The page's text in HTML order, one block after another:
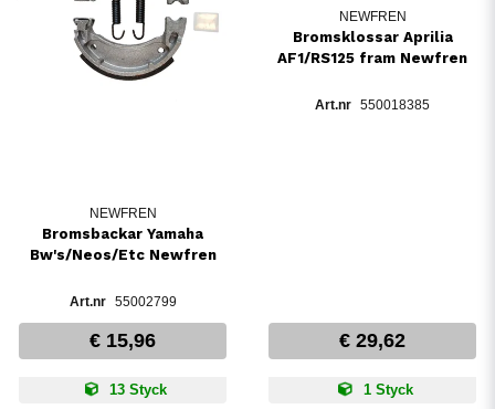
NEWFREN
Bromsbackar Yamaha
Bw's/Neos/Etc Newfren
55002799
€ 15,96
13 Styck
NEWFREN
Bromsklossar Aprilia
AF1/RS125 fram Newfren
550018385
€ 29,62
1 Styck